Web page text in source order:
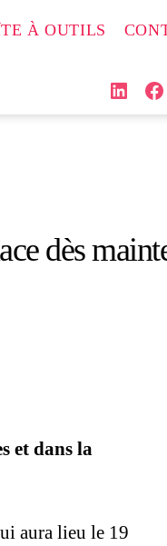
À OUTILS
dès
et dans la
aura lieu le 19